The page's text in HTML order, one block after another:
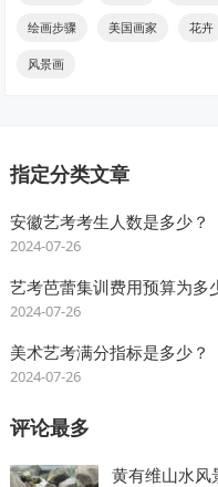
绘画步骤 美国画家 花卉
风景画
指定分类文章
安徽艺考考生人数是多少？
2024-07-26
艺考芭蕾集训费用预算为多
2024-07-26
美术艺考满分指标是多少？
2024-07-26
评论最多
黄有维山水风